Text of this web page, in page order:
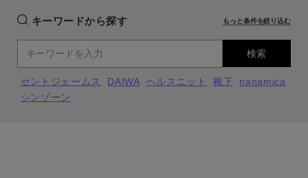
キーワードから探す もっと条件を絞り込む
検索
セントジェームス DAIWA ヘルスニット 靴下
nanamica
シンゾーン